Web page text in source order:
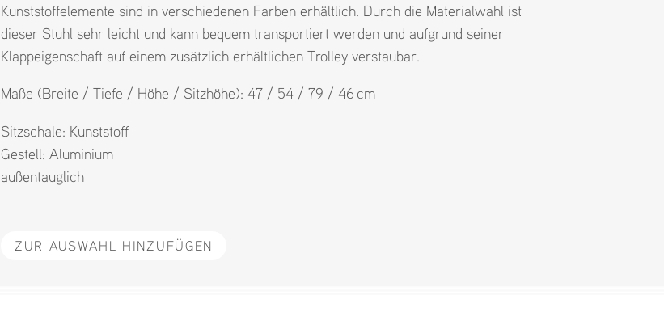
Kunststoffelemente sind in verschiedenen Farben erhältlich. Durch die Materialwahl ist
dieser Stuhl sehr leicht und kann bequem transportiert werden und aufgrund seiner
Klappeigenschaft auf einem zusätzlich erhältlichen Trolley verstaubar.
Maße (Breite / Tiefe / Höhe / Sitzhöhe): 47 / 54 / 79 / 46 cm
Sitzschale: Kunststoff
Gestell: Aluminium
außentauglich